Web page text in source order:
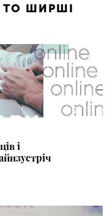
ШИРШІ
35
і